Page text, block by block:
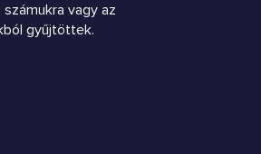
vagy az
gyűjtöttek.